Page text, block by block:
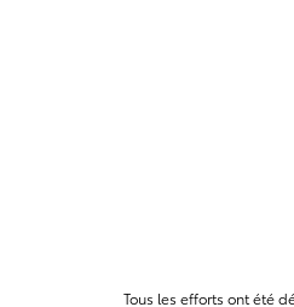
Tous les efforts ont été